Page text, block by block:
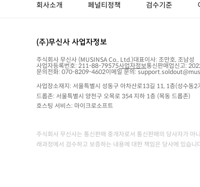
회사소개 페널티정책 검수기준
(주)무신사 사업자정보
주식회사 무신사 (MUSINSA Co., Ltd.)대표이사: 조만호, 조남성
사업자등록번호: 211-88-79575사업자정보통신판매업신고:
문의전화: 070-8209-4602이메일 문의:
사업장소재지: 서울특별시 성동구 아차산로13길 11, 1층(성수동2
드롭존: 서울특별시 양천구 오목로 354 지하 1층 (목동 드롭존)
호스팅 서비스: 마이크로소프트
주식회사 무신사는 통신판매 중개자로서 통신판매의 당사자가 아
래과정에서 검수하고 보증하는 내용에 대한 책임은 당사에 있습니